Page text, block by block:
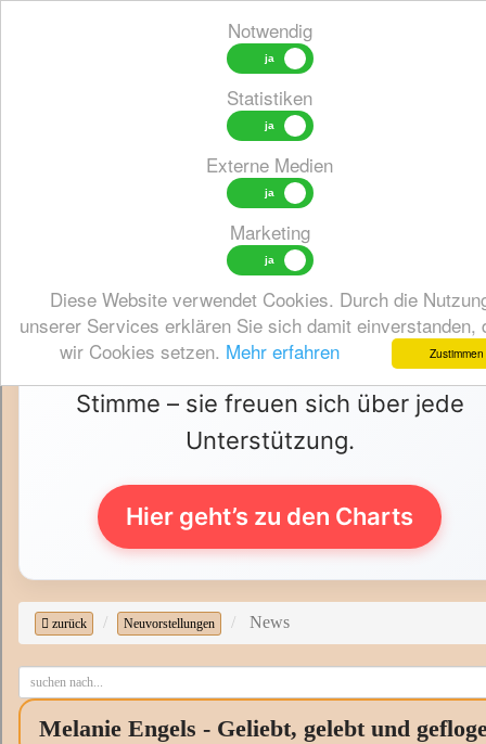
Notwendig
Statistiken
Externe Medien
Marketing
Diese Website verwendet Cookies. Durch die
unserer Services erklären Sie sich damit einverstanden,
wir Cookies setzen. Mehr erfahren Zustimmen
Alle Songs, die hier präsentiert
werden, sind auch auf unserer
Charts‑Seite zu finden. Unterstützt
Künstlerinnen und Künstler mit eurer
Stimme – sie freuen sich über jede
Unterstützung.
Hier geht’s zu den Charts
zurück Neuvorstellungen News
Melanie Engels - Geliebt, gelebt und